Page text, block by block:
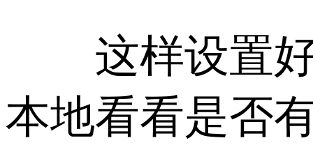
这样设置好
本地看看是否